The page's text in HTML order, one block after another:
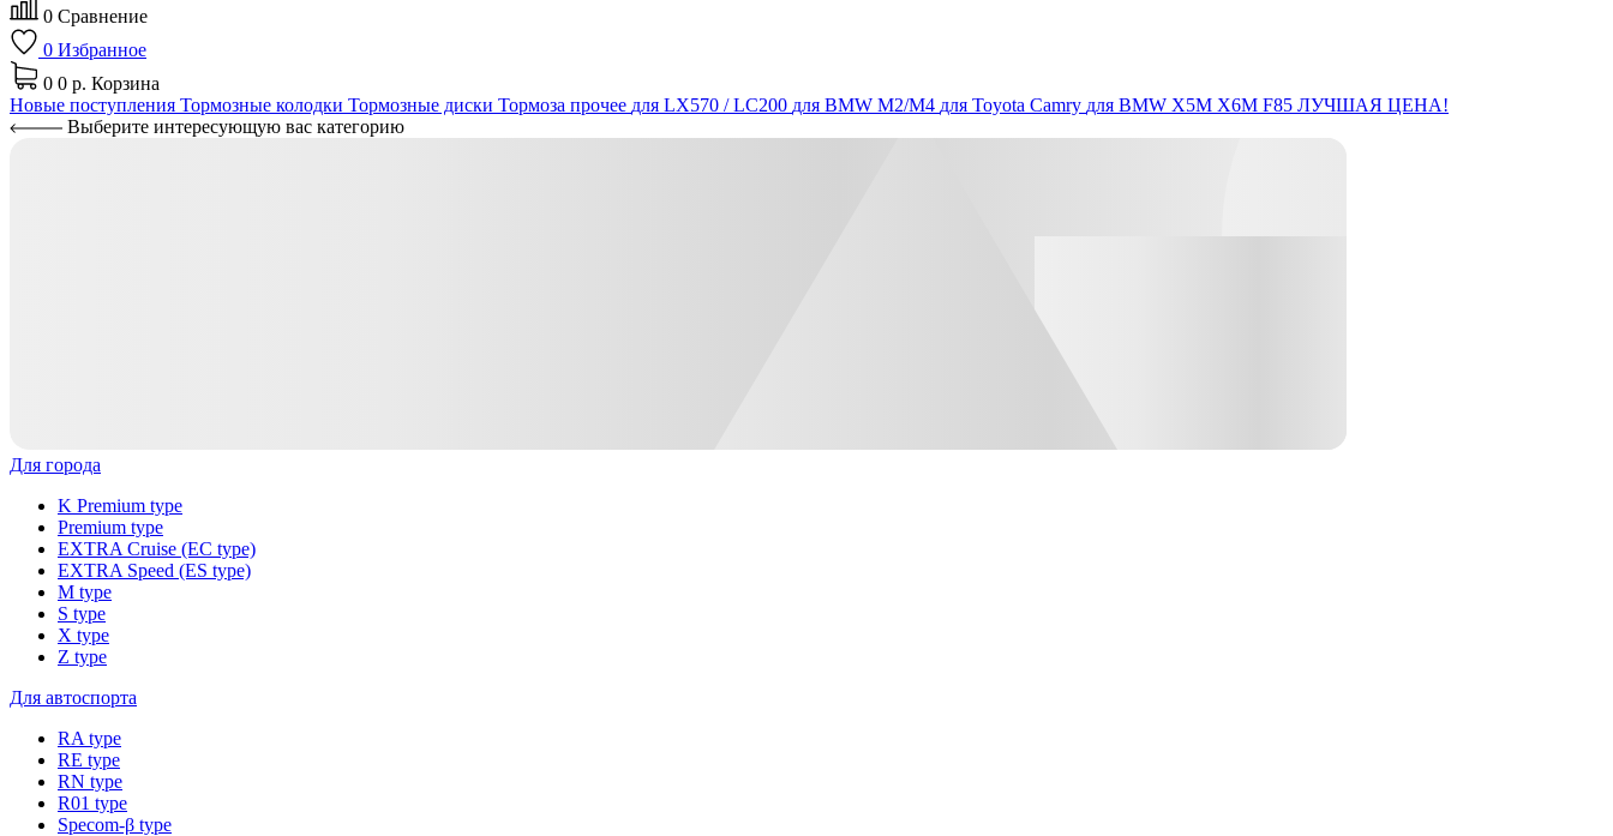
0 Сравнение
0 Избранное
0 0 р. Корзина
Новые поступления Тормозные колодки Тормозные диски Тормоза прочее для LX570 / LC200 для BMW M2/M4 для Toyota Camry для BMW X5M X6M F85 ЛУЧШАЯ ЦЕНА!
Выберите интересующую вас категорию
Для города
K Premium type
Premium type
EXTRA Cruise (EC type)
EXTRA Speed (ES type)
M type
S type
X type
Z type
Для автоспорта
RA type
RE type
RN type
R01 type
Specom-β type